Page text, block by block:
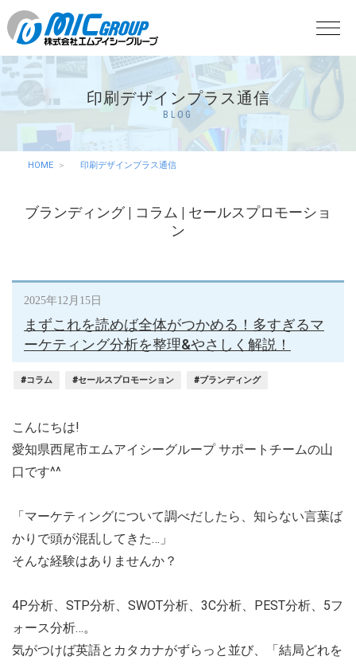
印刷デザインプラス通信
BLOG
HOME 印刷デザインプラス通信
ブランディング| コラム | セールスプロモーショ
ン
2025年12月15日
まずこれを読めば全体がつかめる！多すぎるマ
ーケティング分析を整理&やさしく解説！
#コラム #セールスプロモーション #ブランディング
こんにちは!
愛知県西尾市エムアイシーグループ サポートチームの山
口です^^
「マーケティングについて調べだしたら、知らない言葉ば
かりで頭が混乱してきた…」
そんな経験はありませんか？
4P分析、STP分析、SWOT分析、3C分析、PEST分析、5フ
ォース分析…。
気がつけば英語とカタカナがずらっと並び、「結局どれを